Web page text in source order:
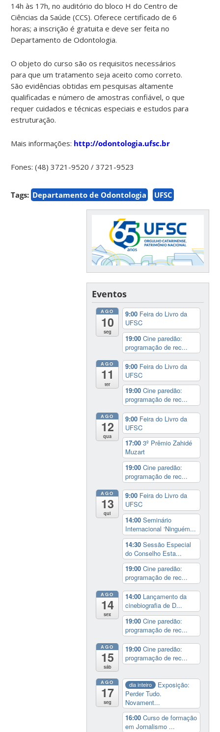
14h às 17h, no auditório do bloco H do Centro de
Ciências da Saúde (CCS). Oferece certificado de 6
horas; a inscrição é gratuita e deve ser feita no
Departamento de Odontologia.
O objeto do curso são os requisitos necessários
para que um tratamento seja aceito como correto.
São evidências obtidas em pesquisas altamente
qualificadas e número de amostras confiável, o que
requer cuidados e técnicas especiais e estudos para
estruturação.
Mais informações: http://odontologia.ufsc.br
Fones: (48) 3721-9520 / 3721-9523
Tags: Departamento de Odontologia UFSC
Eventos
AGO
10
seg
9:00 Feira do Livro da
UFSC
19:00Cine paredão:
programação de rec...
AGO
11
ter
9:00 Feira do Livro da
UFSC
19:00Cine paredão:
programação de rec...
AGO
12
qua
9:00 Feira do Livro da
UFSC
17:003º Prêmio Zahidé
Muzart
19:00Cine paredão:
programação de rec...
AGO
13
qui
9:00 Feira do Livro da
UFSC
14:00Seminário
Internacional ‘Ninguém...
14:30Sessão Especial
do Conselho Esta...
19:00Cine paredão:
programação de rec...
AGO
14
sex
14:00 Lançamento da
cinebiografia de D...
19:00Cine paredão:
programação de rec...
AGO
15
sáb
19:00Cine paredão:
programação de rec...
AGO
17
seg
dia inteiro
Exposição:
Perder Tudo.
Novament...
16:00Curso de formação
em Jornalismo ...